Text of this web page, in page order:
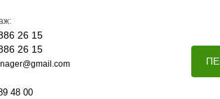
26 15
26 15
48 00